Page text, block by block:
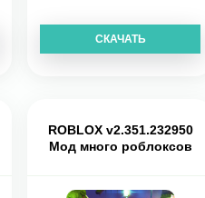
СКАЧАТЬ
ROBLOX v2.351.232950
Мод много роблоксов